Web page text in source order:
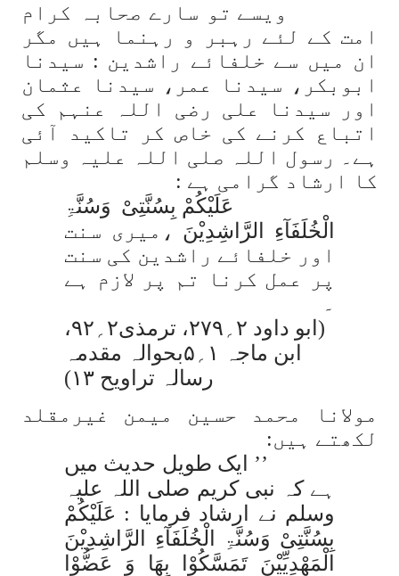
ویسے تو سارے صحابہ کرام
امت کے لئے رہبر و رہنما ہیں مگر
ان میں سے خلفائے راشدین : سیدنا
ابوبکر، سیدنا عمر، سیدنا عثمان
اور سیدنا علی رضی اللہ عنہم کی
اتباع کرنے کی خاص کر تاکید آئی
ہے۔ رسول اللہ صلی اللہ علیہ وسلم
کا ارشاد گرامی ہے :
عَلَیْکُمْ بِسُنَّتِیْ وَسُنَّۃِ
الْخُلَفَآءِ الرَّاشِدِیْنَ ،میری سنت
اور خلفائے راشدین کی سنت
پر عمل کرنا تم پر لازم ہے
۔
(ابو داود ۲؍۲۷۹، ترمذی۲؍۹۲،
ابن ماجہ ۱؍۵بحوالہ مقدمہ
رسالہ تراویح ۱۳)
مولانا محمد حسین میمن غیرمقلد
لکھتے ہیں:
’’ ایک طویل حدیث میں
ہے کہ نبی کریم صلی اللہ علیہ
وسلم نے ارشاد فرمایا : عَلَیْکُمْ
بِسُنَّتِیْ وَسُنَّۃِ الْخُلَفَآءِ الرَّاشِدِیْنَ
الْمَھْدِیِّیْنَ تَمَسَّکُوْا بِھَا وَ عَضُّوْا